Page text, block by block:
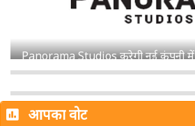
सिनेमा हॉल में सरकारी जागरूकता
किए नियम, जानें क्या बदला
आपका वोट